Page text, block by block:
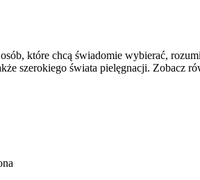
które chcą świadomie wybierać,
szerokiego świata pielęgnacji. Zobacz